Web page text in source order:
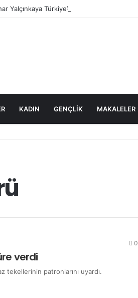
Yalçınkaya Türkiye’de Tutuklandı
KADIN GENÇLİK MAKALELER
0
verdi
tekellerinin patronlarını uyardı.